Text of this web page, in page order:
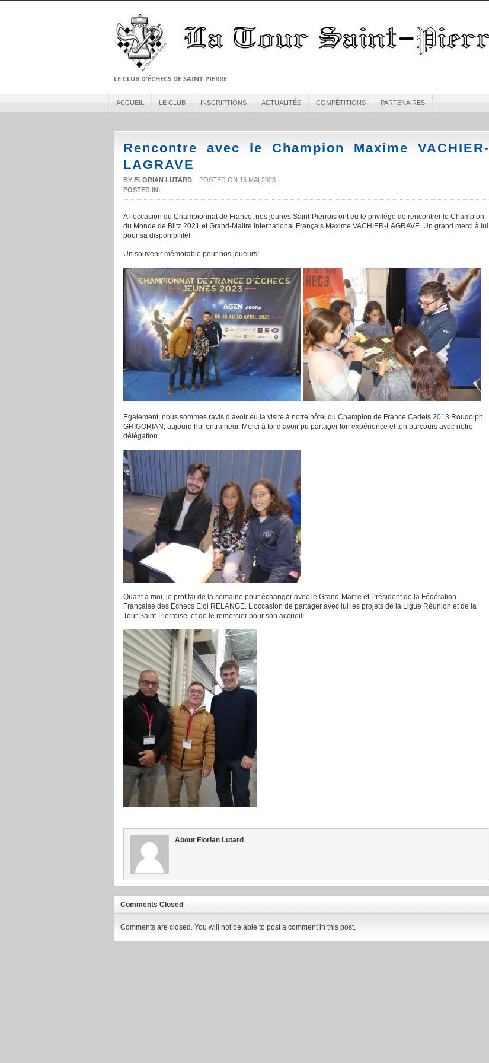
LE CLUB D'ÉCHECS DE SAINT-PIERRE
ACCUEIL LE CLUB INSCRIPTIONS ACTUALITÉS COMPÉTITIONS PARTENAIRES
Rencontre avec le Champion Maxime VACHIER-
LAGRAVE
BY FLORIAN LUTARD – POSTED ON 15 MAI 2023
POSTED IN:
A l’occasion du Championnat de France, nos jeunes Saint-Pierrois ont eu le privilège de rencontrer le Champion
du Monde de Blitz 2021 et Grand-Maitre International Français Maxime VACHIER-LAGRAVE. Un grand merci à lui
pour sa disponibilité!
Un souvenir mémorable pour nos joueurs!
Egalement, nous sommes ravis d’avoir eu la visite à notre hôtel du Champion de France Cadets 2013 Roudolph
GRIGORIAN, aujourd’hui entraineur. Merci à toi d’avoir pu partager ton expérience et ton parcours avec notre
délégation.
Quant à moi, je profitai de la semaine pour échanger avec le Grand-Maitre et Président de la Fédération
Française des Echecs Eloi RELANGE. L’occasion de partager avec lui les projets de la Ligue Réunion et de la
Tour Saint-Pierroise, et de le remercier pour son accueil!
About Florian Lutard
Comments Closed
Comments are closed. You will not be able to post a comment in this post.